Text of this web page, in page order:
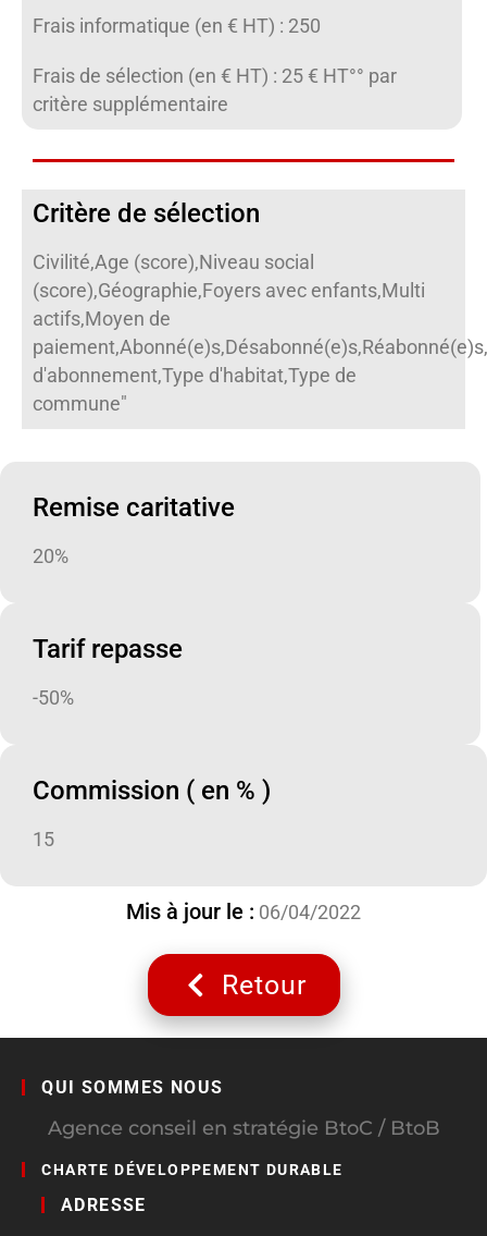
Frais informatique (en € HT) : 250
Frais de sélection (en € HT) : 25 € HT°° par
critère supplémentaire
Critère de sélection
Civilité,Age (score),Niveau social
(score),Géographie,Foyers avec enfants,Multi
actifs,Moyen de
d'abonnement,Type d'habitat,Type de
commune"
Remise caritative
20%
Tarif repasse
-50%
Commission ( en % )
15
Mis à jour le : 06/04/2022
Retour
QUI SOMMES NOUS
Agence conseil en stratégie BtoC / BtoB
CHARTE DÉVELOPPEMENT DURABLE
ADRESSE